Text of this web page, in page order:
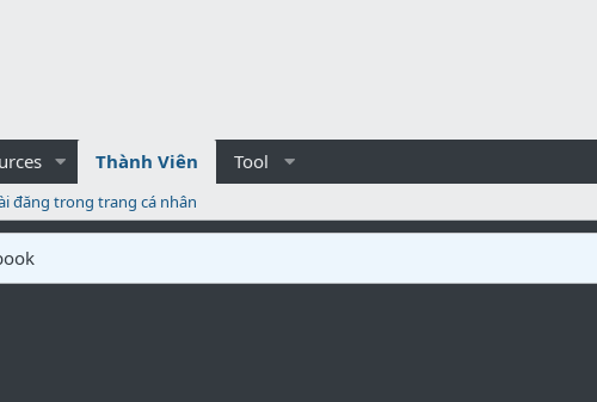
Thành Viên Tool
đăng trong trang cá nhân